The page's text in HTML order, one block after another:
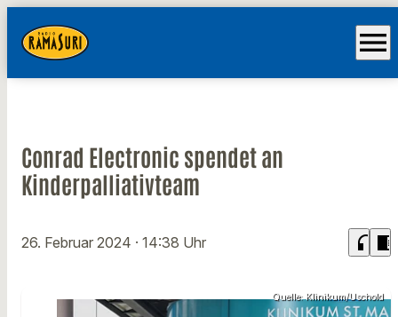
menu
Conrad Electronic spendet an
Kinderpalliativteam
26. Februar 2024 · 14:38 Uhr headphones chrome_reader_mode
Quelle: Klinikum/Uschold